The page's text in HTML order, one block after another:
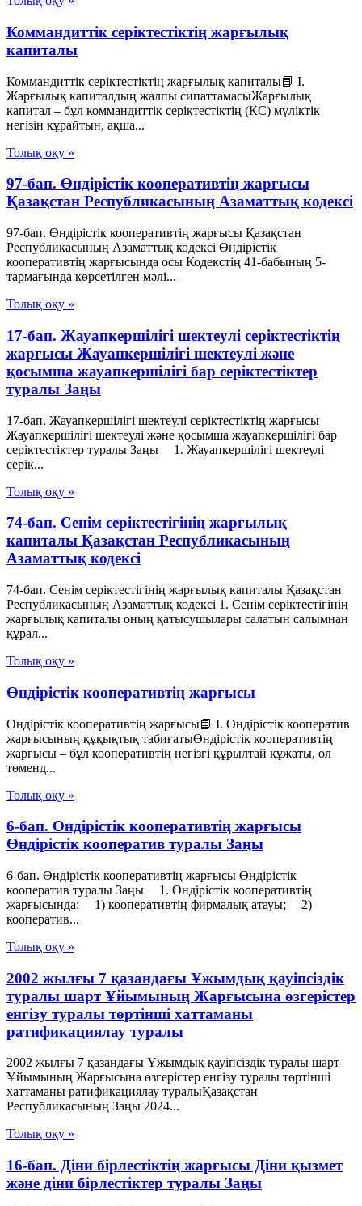
Коммандиттік серіктестіктің жарғылық
капиталы
Коммандиттік серіктестіктің жарғылық капиталы📘 I.
Жарғылық капиталдың жалпы сипаттамасыЖарғылық
капитал – бұл коммандиттік серіктестіктің (КС) мүліктік
негізін құрайтын, ақша...
Толық оқу »
97-бап. Өндiрiстiк кооперативтiң жарғысы
Қазақстан Республикасының Азаматтық кодексi
97-бап. Өндiрiстiк кооперативтiң жарғысы Қазақстан
Республикасының Азаматтық кодексi Өндiрiстiк
кооперативтiң жарғысында осы Кодекстiң 41-бабының 5-
тармағында көрсетiлген мәлi...
Толық оқу »
17-бап. Жауапкершілігі шектеулі серіктестіктің
жарғысы Жауапкершілігі шектеулі және
қосымша жауапкершілігі бар серіктестіктер
туралы Заңы
17-бап. Жауапкершілігі шектеулі серіктестіктің жарғысы
Жауапкершілігі шектеулі және қосымша жауапкершілігі бар
серіктестіктер туралы Заңы 1. Жауапкершілігі шектеулі
серік...
Толық оқу »
74-бап. Сенiм серiктестiгiнiң жарғылық
капиталы Қазақстан Республикасының
Азаматтық кодексi
74-бап. Сенiм серiктестiгiнiң жарғылық капиталы Қазақстан
Республикасының Азаматтық кодексi 1. Сенiм серiктестiгiнiң
жарғылық капиталы оның қатысушылары салатын салымнан
құрал...
Толық оқу »
Өндірістік кооперативтің жарғысы
Өндірістік кооперативтің жарғысы📘 I. Өндірістік кооператив
жарғысының құқықтық табиғатыӨндірістік кооперативтің
жарғысы – бұл кооперативтің негізгі құрылтай құжаты, ол
төменд...
Толық оқу »
6-бап. Өндiрiстiк кооперативтiң жарғысы
Өндiрiстiк кооператив туралы Заңы
6-бап. Өндiрiстiк кооперативтiң жарғысы Өндiрiстiк
кооператив туралы Заңы 1. Өндiрiстiк кооперативтiң
жарғысында: 1) кооперативтiң фирмалық атауы; 2)
кооператив...
Толық оқу »
2002 жылғы 7 қазандағы Ұжымдық қауіпсіздік
туралы шарт Ұйымының Жарғысына өзгерістер
енгізу туралы төртінші хаттаманы
ратификациялау туралы
2002 жылғы 7 қазандағы Ұжымдық қауіпсіздік туралы шарт
Ұйымының Жарғысына өзгерістер енгізу туралы төртінші
хаттаманы ратификациялау туралыҚазақстан
Республикасының Заңы 2024...
Толық оқу »
16-бап. Дiни бiрлестiктiң жарғысы Діни қызмет
және діни бірлестіктер туралы Заңы